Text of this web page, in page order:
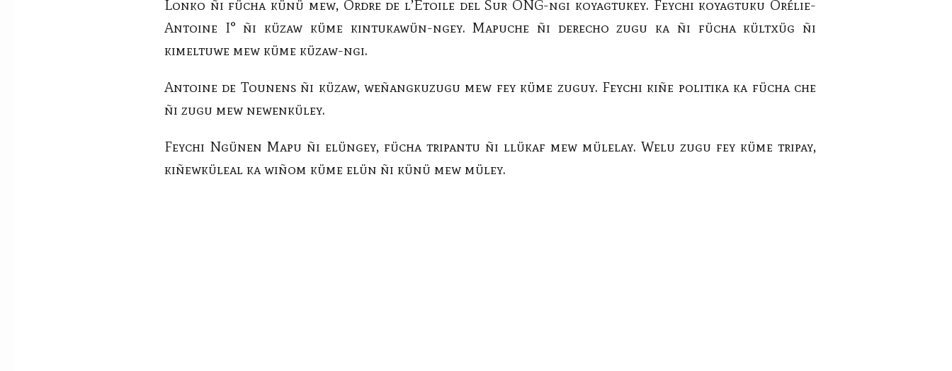
Lonko ñi fücha künü mew, Ordre de l’Étoile del Sur ONG-ngi koyagtukey. Feychi koyagtuku Orélie-
Antoine I° ñi küzaw küme kintukawün-ngey. Mapuche ñi derecho zugu ka ñi fücha kültxüg ñi
kimeltuwe mew küme küzaw-ngi.
Antoine de Tounens ñi küzaw, weñangkuzugu mew fey küme zuguy. Feychi kiñe politika ka fücha che
ñi zugu mew newenküley.
Feychi Ngünen Mapu ñi elüngey, fücha tripantu ñi llükaf mew mülelay. Welu zugu fey küme tripay,
kiñewküleal ka wiñom küme elün ñi künü mew müley.